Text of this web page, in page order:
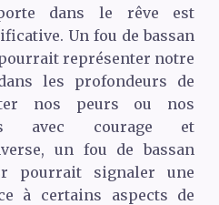
dans le rêve est
Un fou de bassan
représenter notre
les profondeurs de
nos peurs ou nos
avec courage et
un fou de bassan
pourrait signaler une
à certains aspects de